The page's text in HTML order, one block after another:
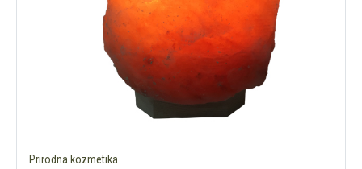
Prirodna kozmetika